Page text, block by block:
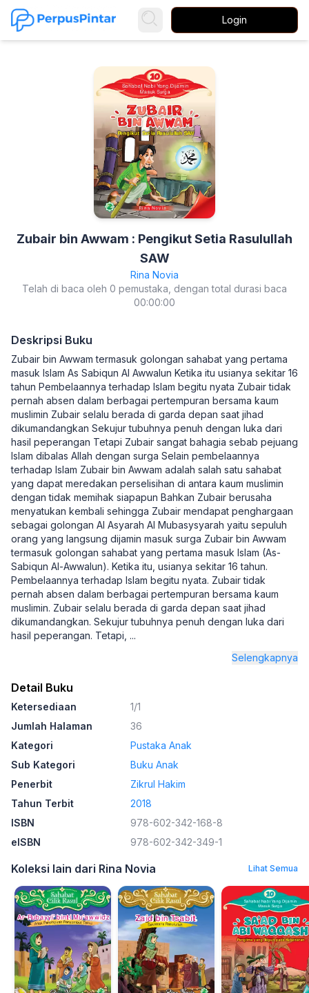
Login
Zubair bin Awwam : Pengikut Setia Rasulullah
SAW
Rina Novia
Telah di baca oleh 0 pemustaka, dengan total durasi baca
00:00:00
Deskripsi Buku
Zubair bin Awwam termasuk golongan sahabat yang pertama
masuk Islam As Sabiqun Al Awwalun Ketika itu usianya sekitar 16
tahun Pembelaannya terhadap Islam begitu nyata Zubair tidak
pernah absen dalam berbagai pertempuran bersama kaum
muslimin Zubair selalu berada di garda depan saat jihad
dikumandangkan Sekujur tubuhnya penuh dengan luka dari
hasil peperangan Tetapi Zubair sangat bahagia sebab pejuang
Islam dibalas Allah dengan surga Selain pembelaannya
terhadap Islam Zubair bin Awwam adalah salah satu sahabat
yang dapat meredakan perselisihan di antara kaum muslimin
dengan tidak memihak siapapun Bahkan Zubair berusaha
menyatukan kembali sehingga Zubair mendapat penghargaan
sebagai golongan Al Asyarah Al Mubasysyarah yaitu sepuluh
orang yang langsung dijamin masuk surga Zubair bin Awwam
termasuk golongan sahabat yang pertama masuk Islam (As-
Sabiqun Al-Awwalun). Ketika itu, usianya sekitar 16 tahun.
Pembelaannya terhadap Islam begitu nyata. Zubair tidak
pernah absen dalam berbagai pertempuran bersama kaum
muslimin. Zubair selalu berada di garda depan saat jihad
dikumandangkan. Sekujur tubuhnya penuh dengan luka dari
hasil peperangan. Tetapi, ...
Selengkapnya
Detail Buku
Ketersediaan
1/1
Jumlah Halaman
36
Kategori
Pustaka Anak
Sub Kategori
Buku Anak
Penerbit
Zikrul Hakim
Tahun Terbit
2018
ISBN
978-602-342-168-8
eISBN
978-602-342-349-1
Koleksi lain dari Rina Novia Lihat Semua